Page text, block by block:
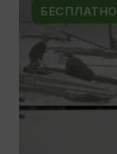
БЕСПЛАТНО